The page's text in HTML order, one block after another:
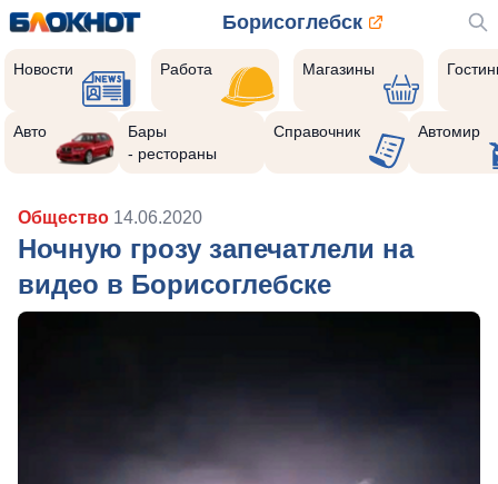
Борисоглебск
Новости Работа Магазины
Авто
Бары
- рестораны
Справочник Автомир
Общество 14.06.2020
Ночную грозу запечатлели на
видео в Борисоглебске